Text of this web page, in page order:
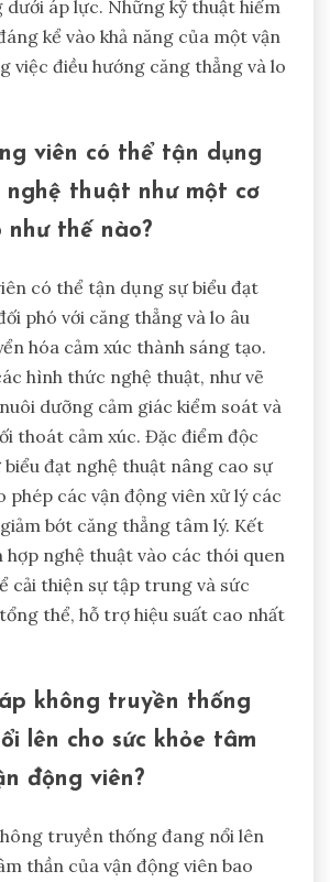
áp lực. Những kỹ thuật hiếm
kể vào khả năng của một vận
việc điều hướng căng thẳng và lo
viên có thể tận dụng
nghệ thuật như một cơ
như thế nào?
có thể tận dụng sự biểu đạt
phó với căng thẳng và lo âu
hóa cảm xúc thành sáng tạo.
hình thức nghệ thuật, như vẽ
dưỡng cảm giác kiểm soát và
thoát cảm xúc. Đặc điểm độc
biểu đạt nghệ thuật nâng cao sự
phép các vận động viên xử lý các
bớt căng thẳng tâm lý. Kết
hợp nghệ thuật vào các thói quen
cải thiện sự tập trung và sức
thể, hỗ trợ hiệu suất cao nhất
không truyền thống
lên cho sức khỏe tâm
động viên?
truyền thống đang nổi lên
thần của vận động viên bao